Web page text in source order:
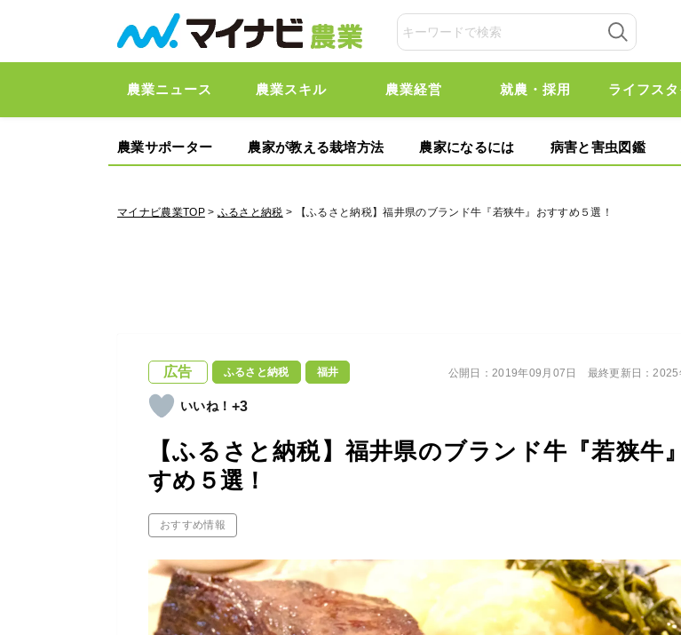
農業ニュース 農業スキル 農業経営 就農・採用 ライフス
農業サポーター 農家が教える栽培方法 農家になるには 病害と害虫図鑑
マイナビ農業TOP> ふるさと納税 > 【ふるさと納税】福井県のブランド牛『若狭牛』おすすめ５選！
広告 ふるさと納税 福井
+3
【ふるさと納税】福井県のブランド牛『若狭牛
すめ５選！
おすすめ情報
公開日：2019年09月07日 最終更新日：2025